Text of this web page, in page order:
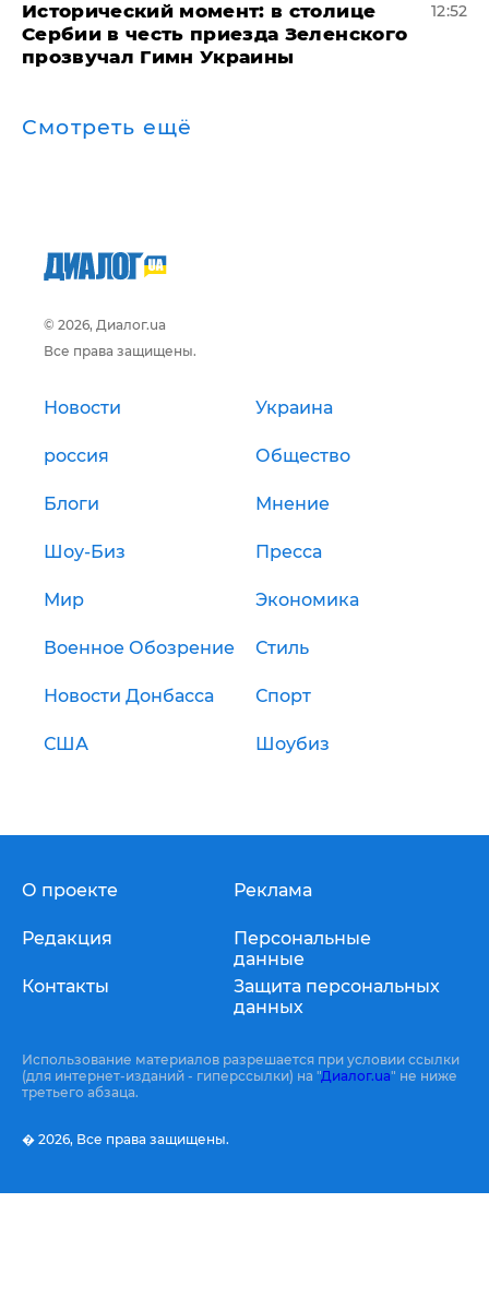
Исторический момент: в столице
Сербии в честь приезда Зеленского
прозвучал Гимн Украины
12:52
Смотреть ещё
© 2026, Диалог.ua
Все права защищены.
Новости Украина
россия Общество
Блоги Мнение
Шоу-Биз Пресса
Мир Экономика
Военное Обозрение Стиль
Новости Донбасса Спорт
США Шоубиз
О проекте
Редакция
Контакты
Реклама
Персональные
данные
Защита персональных
данных
Использование материалов разрешается при условии ссылки
(для интернет-изданий - гиперссылки) на "Диалог.ua" не ниже
третьего абзаца.
� 2026, Все права защищены.